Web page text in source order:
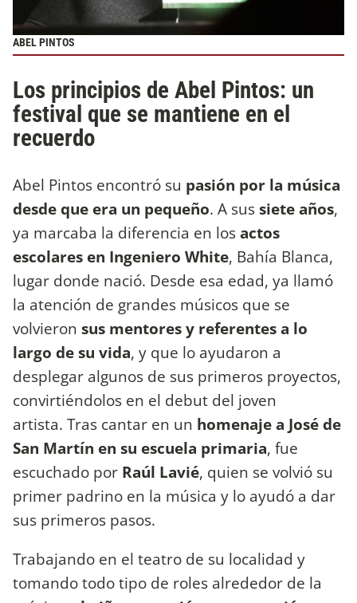
ABEL PINTOS
Los principios de Abel Pintos: un
festival que se mantiene en el
recuerdo
Abel Pintos encontró su pasión por la música
desde que era un pequeño. A sussiete años,
ya marcaba la diferencia en losactos
escolares en Ingeniero White, Bahía Blanca,
lugar donde nació. Desde esa edad, ya llamó
la atención de grandes músicos que se
volvieron sus mentores y referentes a lo
largo de su vida, y que lo ayudaron a
desplegar algunos de sus primeros proyectos,
convirtiéndolos en el debut del joven
artista. Tras cantar en un homenaje a José de
San Martín en su escuela primaria, fue
escuchado por Raúl Lavié, quien se volvió su
primer padrino en la música y lo ayudó a dar
sus primeros pasos.
Trabajando en el teatro de su localidad y
tomando todo tipo de roles alrededor de la